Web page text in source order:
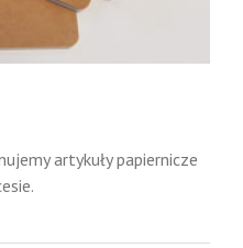
artykuły papiernicze